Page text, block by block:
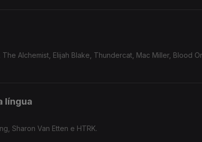
The Alchemist, Elijah Blake, Thundercat, Mac Miller, Blood
língua
Sharon Van Etten e HTRK.